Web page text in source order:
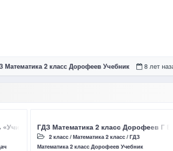
Математика 2 класс Дорофеев Учебник 8 лет
«Учимся решать задачи» Страница 35 – 36
ГДЗ Математика 2 класс Дорофеев Г
2 класс/ Математика 2 класс/ ГДЗ
Математика 2 класс Дорофеев Учебник